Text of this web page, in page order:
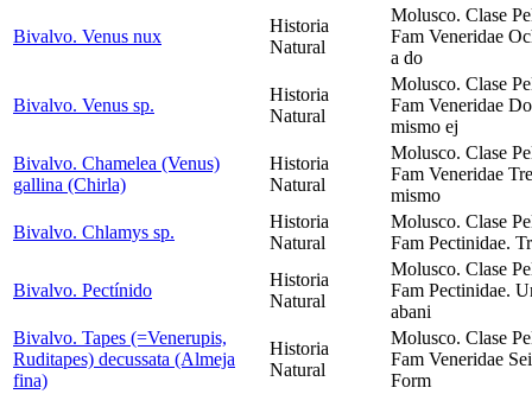
Bivalvo. Venus nux
Historia
Natural
Molusco. Clase
Fam Veneridae
a do
Bivalvo. Venus sp.
Historia
Natural
Molusco. Clase
Fam Veneridae
mismo ej
Bivalvo. Chamelea (Venus)
gallina (Chirla)
Historia
Natural
Molusco. Clase
Fam Veneridae
mismo
Bivalvo. Chlamys sp.
Historia
Natural
Molusco. Clase
Fam Pectinidae.
Bivalvo. Pectínido
Historia
Natural
Molusco. Clase
Fam Pectinidae.
abani
Bivalvo. Tapes (=Venerupis,
Ruditapes) decussata (Almeja
fina)
Historia
Natural
Molusco. Clase
Fam Veneridae
Form